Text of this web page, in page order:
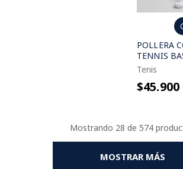
POLLERA
TENNIS
Tenis
$45.900
Mostrando 28 de 574
MOSTRAR MÁS